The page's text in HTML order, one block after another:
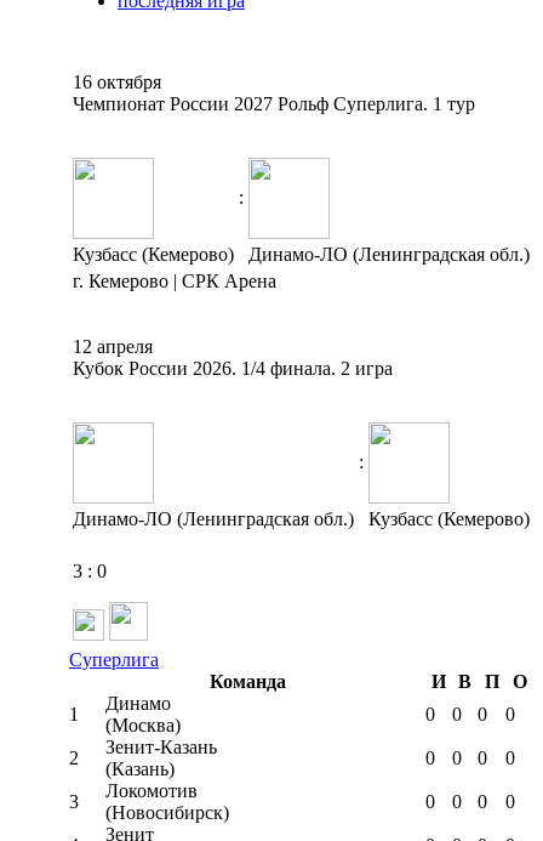
16 октября
Чемпионат России 2027 Рольф Суперлига. 1 тур
:
Кузбасс (Кемерово)
Динамо-ЛО (Ленинградская обл.)
г. Кемерово | СРК Арена
12 апреля
Кубок России 2026. 1/4 финала. 2 игра
:
Динамо-ЛО (Ленинградская обл.) Кузбасс (Кемерово)
3 : 0
Суперлига
Команда
И В П
О
1
Динамо
(Москва)
0 0 0 0
2
Зенит-Казань
(Казань)
0 0 0 0
3
Локомотив
(Новосибирск)
0 0 0 0
Зенит